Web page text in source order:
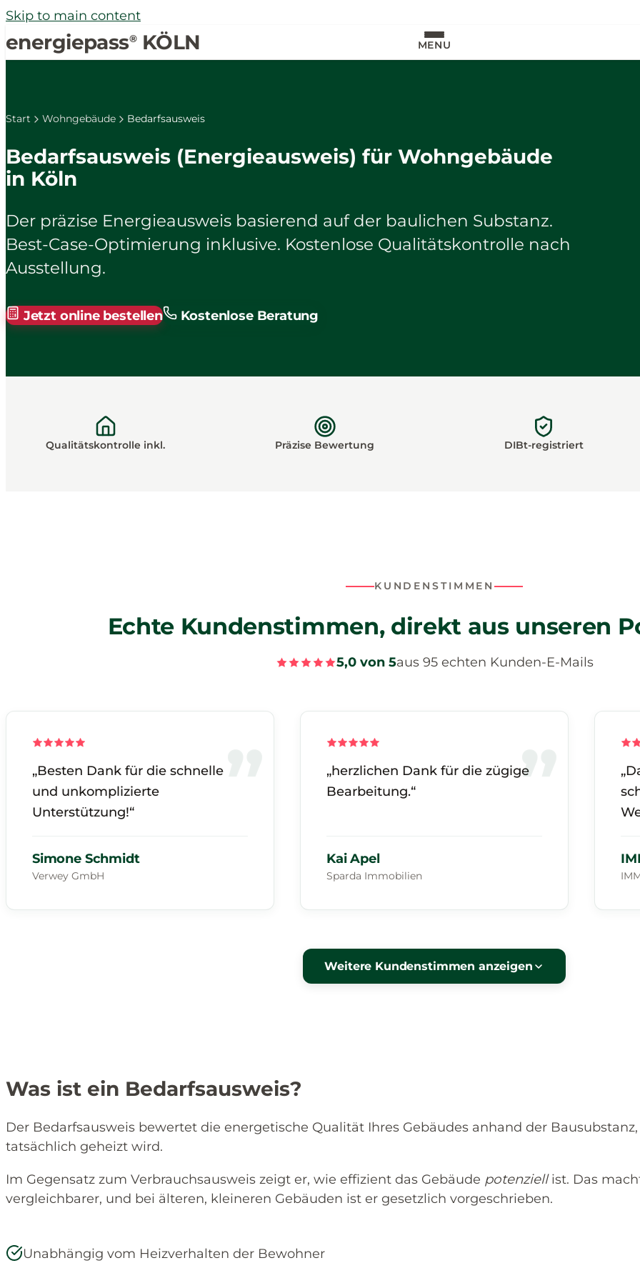
Skip to main content
energiepass®KÖLN MENU
Start Wohngebäude Bedarfsausweis
Bedarfsausweis (Energieausweis) für Wohngebäude
in Köln
Der präzise Energieausweis basierend auf der baulichen Substanz.
Best-Case-Optimierung inklusive. Kostenlose Qualitätskontrolle nach
Ausstellung.
Jetzt online bestellen Kostenlose Beratung
Qualitätskontrolle inkl. Präzise Bewertung DIBt-registriert
KUNDENSTIMMEN
Echte Kundenstimmen, direkt aus unseren
5,0 von 5aus 95 echten Kunden-E-Mails
„Besten Dank für die schnelle
und unkomplizierte
Unterstützung!“
Simone Schmidt
Verwey GmbH
„herzlichen Dank für die zügige
Bearbeitung.“
Kai Apel
Sparda Immobilien
Weitere Kundenstimmen anzeigen
Was ist ein Bedarfsausweis?
Der Bedarfsausweis bewertet die energetische Qualität Ihres Gebäudes anhand der
tatsächlich geheizt wird.
Im Gegensatz zum Verbrauchsausweis zeigt er, wie effizient das Gebäude potenziellist. Das
vergleichbarer, und bei älteren, kleineren Gebäuden ist er gesetzlich vorgeschrieben.
Unabhängig vom Heizverhalten der Bewohner